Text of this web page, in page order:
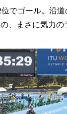
でゴール。沿
、まさに気力の